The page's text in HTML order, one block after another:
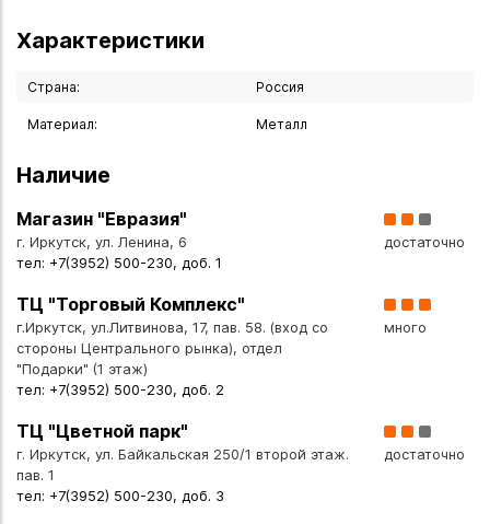
Характеристики
Страна: Россия
Материал: Металл
Наличие
Магазин "Евразия"
г. Иркутск, ул. Ленина, 6
тел: +7(3952) 500-230, доб. 1
достаточно
ТЦ "Торговый Комплекс"
г.Иркутск, ул.Литвинова, 17, пав. 58. (вход со
стороны Центрального рынка), отдел
"Подарки" (1 этаж)
тел: +7(3952) 500-230, доб. 2
много
ТЦ "Цветной парк"
г. Иркутск, ул. Байкальская 250/1 второй этаж.
пав. 1
тел: +7(3952) 500-230, доб. 3
достаточно